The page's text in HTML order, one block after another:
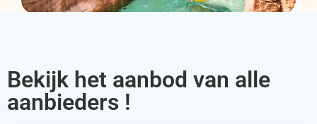
Bekijk het aanbod van alle
aanbieders !